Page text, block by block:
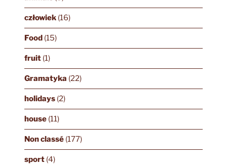
człowiek(16)
Food(15)
fruit(1)
Gramatyka (22)
holidays(2)
house(11)
Non classé(177)
sport(4)